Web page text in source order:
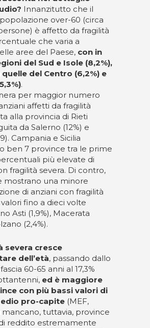
Innanzitutto che il
over-60 (circa
è affetto da fragilità
che varia a
aree del Paese, con in
del Sud e Isole (8,2%),
del Centro (6,2%) e
.
per maggior numero
affetti da fragilità
alla provincia di Rieti
da Salerno (12%) e
Campania e Sicilia
ben 7 province tra le prime
più elevate di
fragilità severa. Di contro,
mostrano una minore
di anziani con fragilità
fino a dieci volte
Asti (1,9%), Macerata
(2,4%).
severa cresce
dell’età, passando dallo
60-65 anni al 17,3%
ed è maggiore
con più bassi valori di
pro-capite (MEF,
mancano, tuttavia, province
reddito estremamente